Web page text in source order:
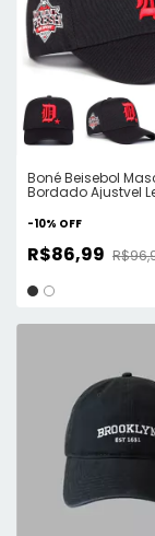
Boné Beisebol
Bordado Ajustvel
-10% OFF
R$86,99